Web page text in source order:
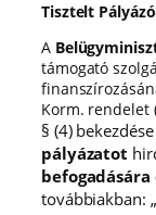
Tisztelt
A
támogató
Korm. rendelet
§ (4)
pályázatot
továbbiakban: